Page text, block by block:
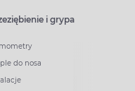
i grypa
do nosa